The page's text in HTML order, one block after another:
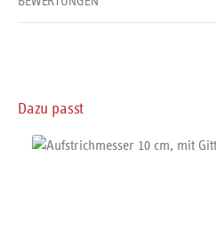
Produktgalerie überspringen
Dazu passt